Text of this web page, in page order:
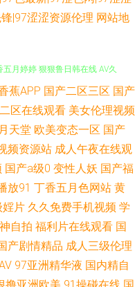
|97涩涩资源伦理 网站地
91午夜激情 亚洲性夜 欧美成
月婷婷 狠狠鲁日韩在线 AV久
址日韩 玖玖大香蕉稳定 91视
久片久久草 尤物jk自慰喷水 AV
欧美成人草草天堂 日韩色色视
视频精品 日韩色色影院 午夜
蕉APP 国产二区三区 国产
区在线观看 美女伦理视频
天堂 欧美变态一区 国产
频资源站 成人午夜在线观
国产a级0 变性人妖 国产福
放91 丁香五月色网站 黄
婬片 久久免费手机视频 学
自拍 福利片在线观看 国
产剧情精品 成人三级伦理
97亚洲精华液 国内精自